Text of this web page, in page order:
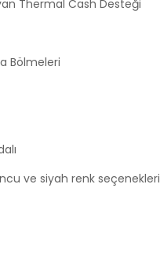
Thermal Cash Desteği
Bölmeleri
ve siyah renk seçenekleri